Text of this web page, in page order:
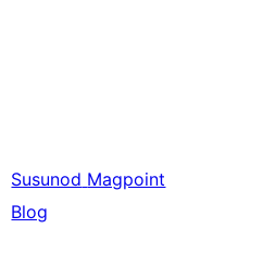
Susunod Magpoint
Blog